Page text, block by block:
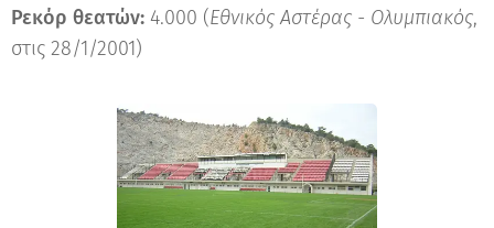
Ρεκόρ θεατών: 4.000 (Εθνικός Αστέρας - Ολυμπιακός,
στις 28/1/2001)